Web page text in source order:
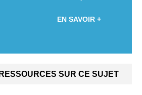
EN SAVOIR +
SUR CE SUJET